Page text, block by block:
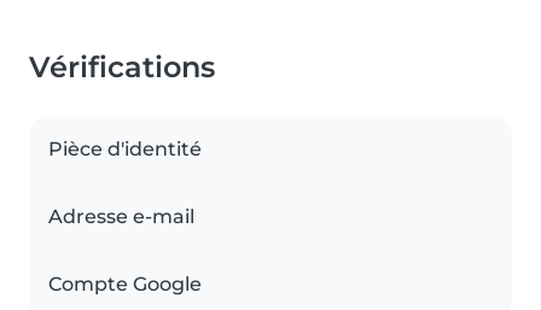
Vérifications
Pièce d'identité
Adresse e-mail
Compte Google